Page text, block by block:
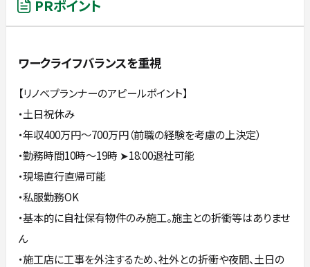
PRポイント
ワークライフバランスを重視
【リノベプランナーのアピールポイント】
・土日祝休み
・年収400万円～700万円（前職の経験を考慮の上決定）
・勤務時間10時～19時 ➤18:00退社可能
・現場直行直帰可能
・私服勤務OK
・基本的に自社保有物件のみ施工。施主との折衝等はありませ
ん
・施工店に工事を外注するため、社外との折衝や夜間、土日の